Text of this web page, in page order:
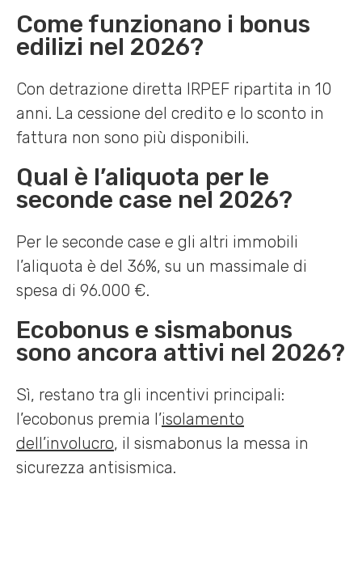
Come funzionano i bonus
edilizi nel 2026?
Con detrazione diretta IRPEF ripartita in 10
anni. La cessione del credito e lo sconto in
fattura non sono più disponibili.
Qual è l’aliquota per le
seconde case nel 2026?
Per le seconde case e gli altri immobili
l’aliquota è del 36%, su un massimale di
spesa di 96.000 €.
Ecobonus e sismabonus
sono ancora attivi nel 2026?
Sì, restano tra gli incentivi principali:
l’ecobonus premia l’isolamento
dell’involucro, il sismabonus la messa in
sicurezza antisismica.